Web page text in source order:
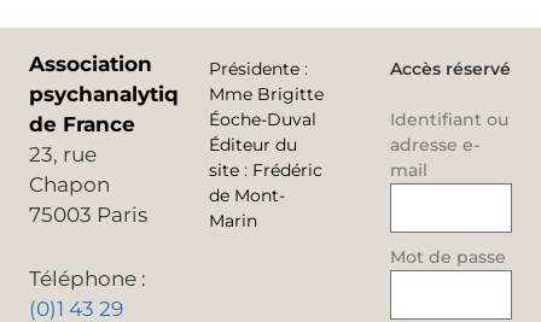
Association
psychanalytique
de France
23, rue
Chapon
75003 Paris
Téléphone :
(0)1 43 29
Présidente :
Mme Brigitte
Éoche-Duval
Éditeur du
site : Frédéric
de Mont-
Marin
Accès réservé
Identifiant ou
adresse e-
mail
Mot de passe